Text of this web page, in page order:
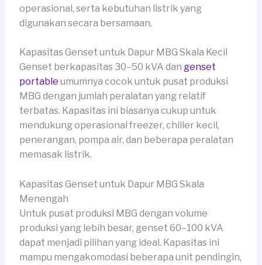
operasional, serta kebutuhan listrik yang
digunakan secara bersamaan.
Kapasitas Genset untuk Dapur MBG Skala Kecil
Genset berkapasitas 30–50 kVA dan genset
portable umumnya cocok untuk pusat produksi
MBG dengan jumlah peralatan yang relatif
terbatas. Kapasitas ini biasanya cukup untuk
mendukung operasional freezer, chiller kecil,
penerangan, pompa air, dan beberapa peralatan
memasak listrik.
Kapasitas Genset untuk Dapur MBG Skala
Menengah
Untuk pusat produksi MBG dengan volume
produksi yang lebih besar, genset 60–100 kVA
dapat menjadi pilihan yang ideal. Kapasitas ini
mampu mengakomodasi beberapa unit pendingin,